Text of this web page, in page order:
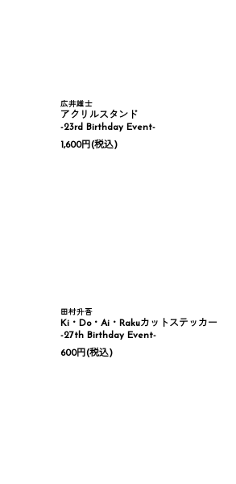
広井雄士
アクリルスタンド
-23rd Birthday Event-
1,600円(税込)
田村升吾
Ki・Do・Ai・Rakuカットステッカー
-27th Birthday Event-
600円(税込)